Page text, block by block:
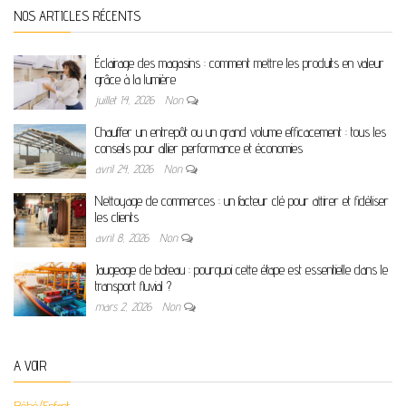
NOS ARTICLES RÉCENTS
Éclairage des magasins : comment mettre les produits en valeur
grâce à la lumière
juillet 14, 2026 Non
Chauffer un entrepôt ou un grand volume efficacement : tous les
conseils pour allier performance et économies
avril 24, 2026 Non
Nettoyage de commerces : un facteur clé pour attirer et fidéliser
les clients
avril 8, 2026 Non
Jaugeage de bateau : pourquoi cette étape est essentielle dans le
transport fluvial ?
mars 2, 2026 Non
A VOIR